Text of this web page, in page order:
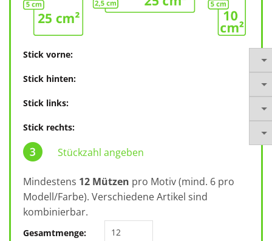
Stick vorne:
Stick hinten:
Stick links:
Stick rechts:
Stückzahl angeben
Mindestens 12 Mützen pro Motiv (mind. 6 pro
Modell/Farbe). Verschiedene Artikel sind
kombinierbar.
Gesamtmenge: